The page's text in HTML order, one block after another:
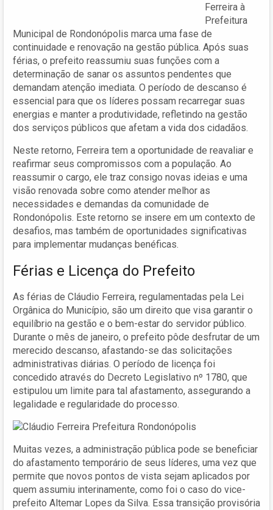
Ferreira à
Prefeitura
Municipal de Rondonópolis marca uma fase de
continuidade e renovação na gestão pública. Após suas
férias, o prefeito reassumiu suas funções com a
determinação de sanar os assuntos pendentes que
demandam atenção imediata. O período de descanso é
essencial para que os líderes possam recarregar suas
energias e manter a produtividade, refletindo na gestão
dos serviços públicos que afetam a vida dos cidadãos.
Neste retorno, Ferreira tem a oportunidade de reavaliar e
reafirmar seus compromissos com a população. Ao
reassumir o cargo, ele traz consigo novas ideias e uma
visão renovada sobre como atender melhor as
necessidades e demandas da comunidade de
Rondonópolis. Este retorno se insere em um contexto de
desafios, mas também de oportunidades significativas
para implementar mudanças benéficas.
Férias e Licença do Prefeito
As férias de Cláudio Ferreira, regulamentadas pela Lei
Orgânica do Município, são um direito que visa garantir o
equilíbrio na gestão e o bem-estar do servidor público.
Durante o mês de janeiro, o prefeito pôde desfrutar de um
merecido descanso, afastando-se das solicitações
administrativas diárias. O período de licença foi
concedido através do Decreto Legislativo nº 1780, que
estipulou um limite para tal afastamento, assegurando a
legalidade e regularidade do processo.
Muitas vezes, a administração pública pode se beneficiar
do afastamento temporário de seus líderes, uma vez que
permite que novos pontos de vista sejam aplicados por
quem assumiu interinamente, como foi o caso do vice-
prefeito Altemar Lopes da Silva. Essa transição provisória